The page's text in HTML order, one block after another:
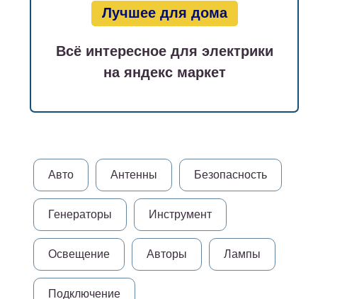
Лучшее для дома
Всё интересное для электрики
на яндекс маркет
Авто Антенны Безопасность
Генераторы Инструмент
Освещение Авторы Лампы
Подключение